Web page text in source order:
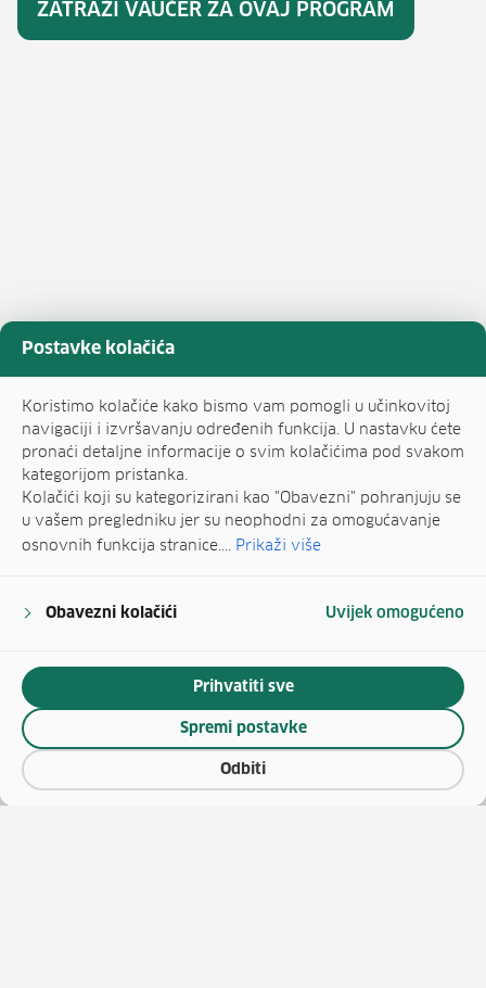
Postavke kolačića
Koristimo kolačiće kako bismo vam pomogli u učinkovitoj
navigaciji i izvršavanju određenih funkcija. U nastavku ćete
pronaći detaljne informacije o svim kolačićima pod svakom
kategorijom pristanka.
Kolačići koji su kategorizirani kao "Obavezni" pohranjuju se
u vašem pregledniku jer su neophodni za omogućavanje
osnovnih funkcija stranice.... Prikaži više
Obavezni kolačići Uvijek omogućeno
Odbiti
Spremi postavke
Prihvatiti sve
ZATRAŽI VAUČER ZA OVAJ PROGRAM